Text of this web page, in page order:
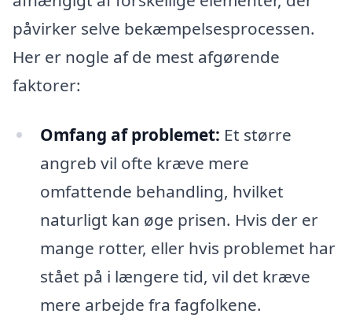
påvirker selve bekæmpelsesprocessen.
Her er nogle af de mest afgørende
faktorer:
Omfang af problemet: Et større
angreb vil ofte kræve mere
omfattende behandling, hvilket
naturligt kan øge prisen. Hvis der er
mange rotter, eller hvis problemet har
stået på i længere tid, vil det kræve
mere arbejde fra fagfolkene.